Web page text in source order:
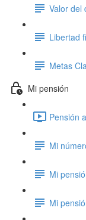
Valor del
Libertad
Metas
Mi pensión
Pensión
Mi
Mi
Mi